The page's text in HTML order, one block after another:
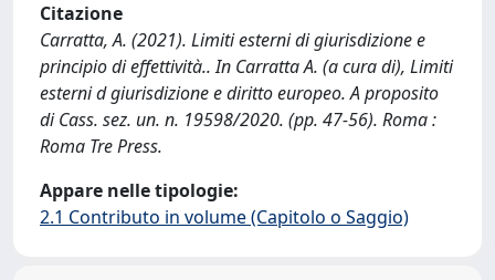
Citazione
Carratta, A. (2021). Limiti esterni di giurisdizione e
principio di effettività.. In Carratta A. (a cura di), Limiti
esterni d giurisdizione e diritto europeo. A proposito
di Cass. sez. un. n. 19598/2020. (pp. 47-56). Roma :
Roma Tre Press.
Appare nelle tipologie:
2.1 Contributo in volume (Capitolo o Saggio)